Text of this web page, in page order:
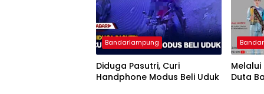
Bandarlampung
Diduga Pasutri, Curi
Handphone Modus Beli Uduk
Duta